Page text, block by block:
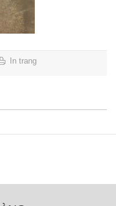
In trang